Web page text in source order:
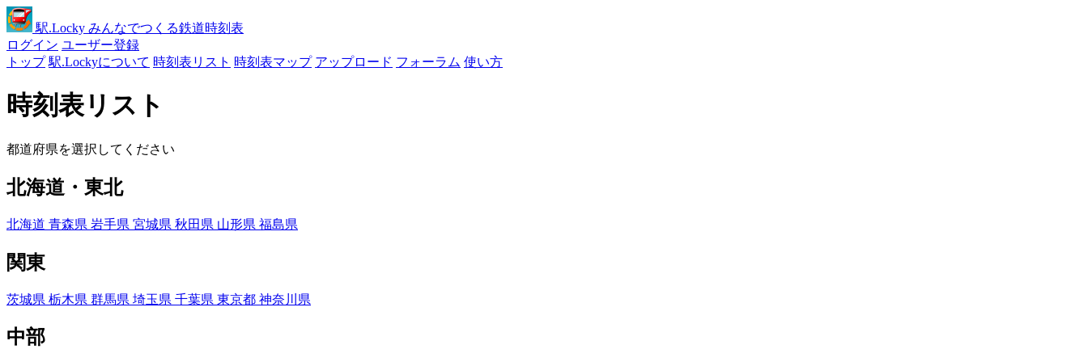
駅.Locky みんなでつくる鉄道時刻表
ログイン ユーザー登録
トップ 駅.Lockyについて 時刻表リスト 時刻表マップ アップロード フォーラム 使い方
時刻表リスト
都道府県を選択してください
北海道・東北
北海道 青森県 岩手県 宮城県 秋田県 山形県 福島県
関東
茨城県 栃木県 群馬県 埼玉県 千葉県 東京都 神奈川県
中部